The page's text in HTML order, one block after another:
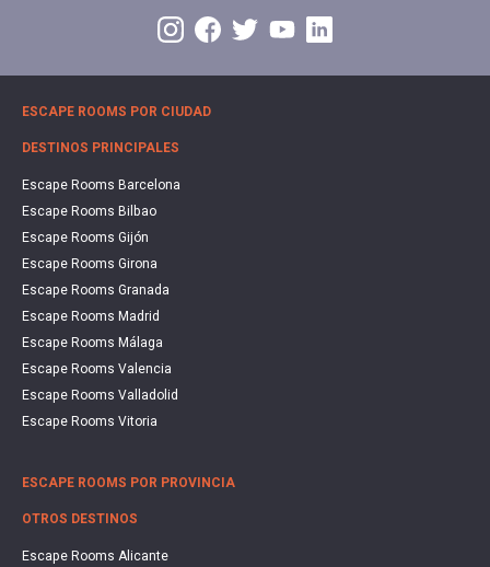
ESCAPE ROOMS POR CIUDAD
DESTINOS PRINCIPALES
Escape Rooms Barcelona
Escape Rooms Bilbao
Escape Rooms Gijón
Escape Rooms Girona
Escape Rooms Granada
Escape Rooms Madrid
Escape Rooms Málaga
Escape Rooms Valencia
Escape Rooms Valladolid
Escape Rooms Vitoria
ESCAPE ROOMS POR PROVINCIA
OTROS DESTINOS
Escape Rooms Alicante